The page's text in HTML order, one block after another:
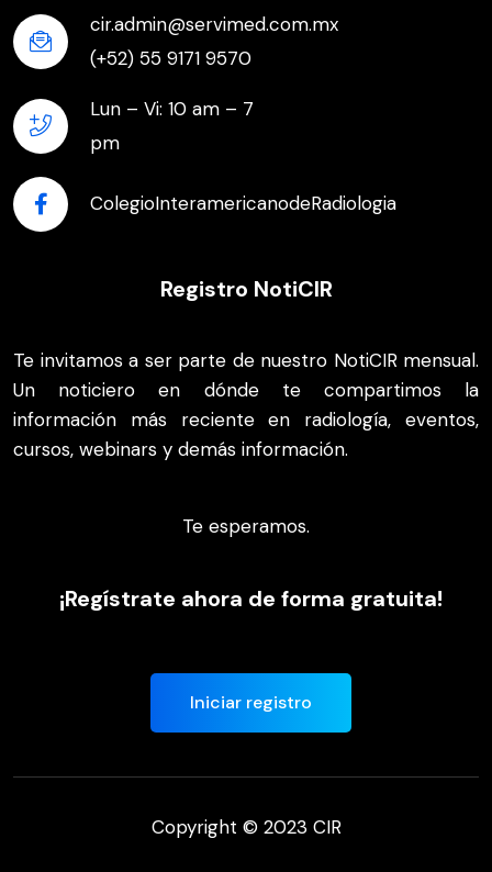
cir.admin@servimed.com.mx
(+52) 55 9171 9570
Lun – Vi: 10 am – 7
pm
ColegioInteramericanodeRadiologia
Registro NotiCIR
Te invitamos a ser parte de nuestro NotiCIR mensual.
Un noticiero en dónde te compartimos la
información más reciente en radiología, eventos,
cursos, webinars y demás información.
Te esperamos.
¡Regístrate ahora de forma gratuita!
Iniciar registro
Copyright © 2023 CIR